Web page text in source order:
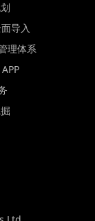
导入
理体系